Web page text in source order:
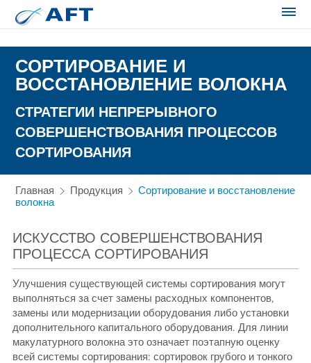
СОРТИРОВАНИЕ И
ВОССТАНОВЛЕНИЕ ВОЛОКНА
СТРАТЕГИИ НЕПРЕРЫВНОГО
СОВЕРШЕНСТВОВАНИЯ ПРОЦЕССОВ
СОРТИРОВАНИЯ
Главная Продукция
Сортирование и восстановление
волокна
ИСКУССТВО СОВЕРШЕНСТВОВАНИЯ
ПРОЦЕССА СОРТИРОВАНИЯ
Улучшения существующей системы сортирования могут
выполняться за счет замены расходных компонентов,
замены или модернизации оборудования либо установки
дополнительного капитального оборудования. Для линии
макулатурного волокна это означает поэтапную оценку
всей системы сортирования: сортировок грубого и тонкого